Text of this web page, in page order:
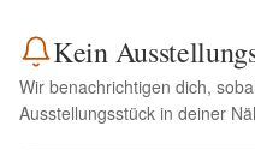
Kein
Wir benachrichtigen dich,
Ausstellungsstück in deiner